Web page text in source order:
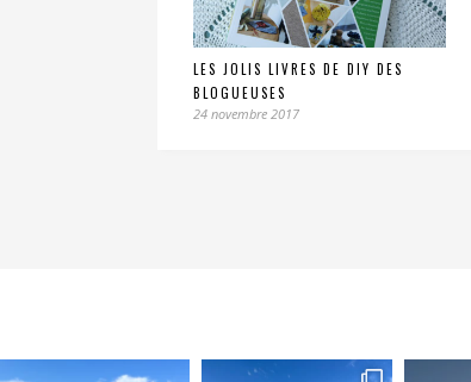
LES JOLIS LIVRES DE DIY DES
BLOGUEUSES
24 novembre 2017